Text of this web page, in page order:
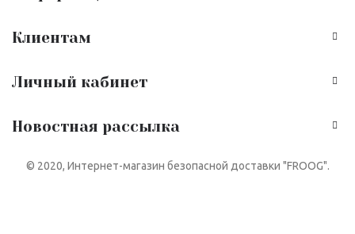
Клиентам
Личный кабинет
Новостная рассылка
© 2020, Интернет-магазин безопасной доставки "FROOG".